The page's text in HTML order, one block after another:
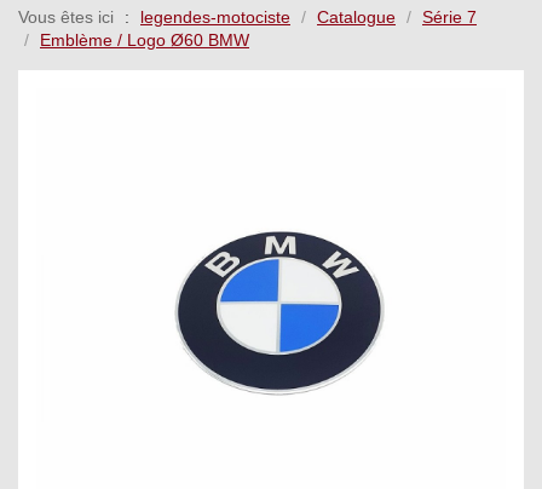
Vous êtes ici legendes-motociste Catalogue
Série 7
Emblème / Logo Ø60 BMW